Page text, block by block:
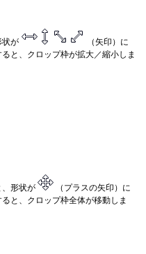
状が
（矢印）に
と、クロップ枠が拡大／縮小しま
、形状が
（プラスの矢印）に
と、クロップ枠全体が移動しま